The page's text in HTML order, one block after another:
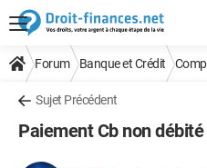
Forum Banque et Crédit
Sujet Précédent
Paiement Cb non débité